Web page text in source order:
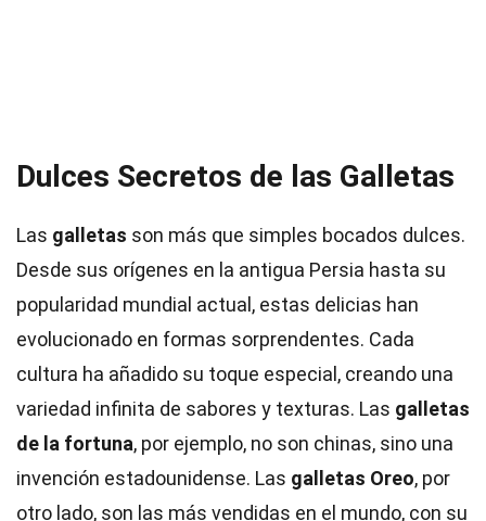
Dulces Secretos de las Galletas
Las galletas son más que simples bocados dulces.
Desde sus orígenes en la antigua Persia hasta su
popularidad mundial actual, estas delicias han
evolucionado en formas sorprendentes. Cada
cultura ha añadido su toque especial, creando una
variedad infinita de sabores y texturas. Las galletas
de la fortuna, por ejemplo, no son chinas, sino una
invención estadounidense. Las galletas Oreo, por
otro lado, son las más vendidas en el mundo, con su